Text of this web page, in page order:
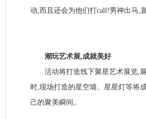
动,而且还会为他们打call!男神出马,
潮玩艺术展,成就美好
活动将打造线下聚星艺术展览,展
时,现场打造的星空墙、星星灯等将
己的聚美瞬间。